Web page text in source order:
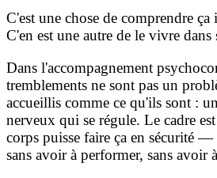
C'est une chose de comprendre
C'en est une autre de le vivre dans
Dans l'accompagnement
tremblements ne sont pas un
accueillis comme ce qu'ils sont :
nerveux qui se régule. Le cadre
corps puisse faire ça en sécurité
sans avoir à performer, sans avoir